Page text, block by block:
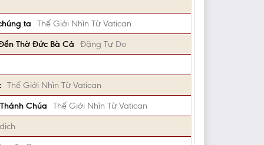
ta
Thế Giới Nhìn Từ Vatican
Thờ Đức Bà Cả
Đặng Tự Do
Thế Giới Nhìn Từ Vatican
Chúa
Thế Giới Nhìn Từ Vatican